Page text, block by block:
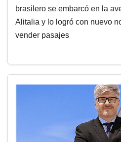
brasilero se embarcó en la
Alitalia y lo logró con nuevo
vender pasajes